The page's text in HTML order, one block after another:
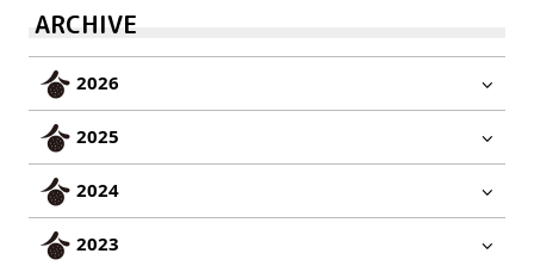
ARCHIVE
2026
2025
2024
2023